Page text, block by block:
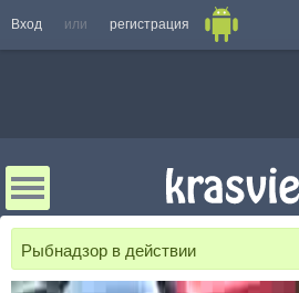
Вход или регистрация
Рыбнадзор в действии